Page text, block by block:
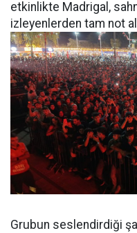
etkinlikte Madrigal,
izleyenlerden tam not
Grubun seslendirdiği